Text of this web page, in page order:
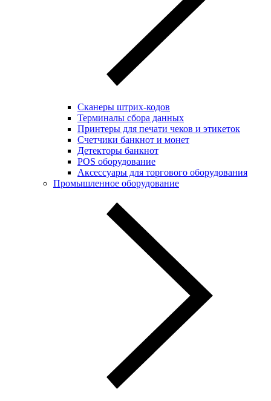
Сканеры штрих-кодов
Терминалы сбора данных
Принтеры для печати чеков и этикеток
Cчетчики банкнот и монет
Детекторы банкнот
POS оборудование
Аксессуары для торгового оборудования
Промышленное оборудование